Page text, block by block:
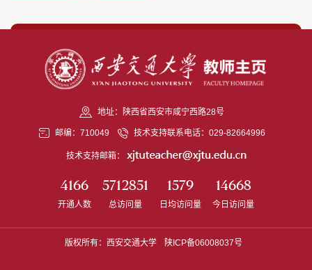
地址：陕西省西安市咸宁西路28号
邮编：710049 技术支持联系电话：029-82664996
技术支持邮箱：
4166
开通人数
5712851
总访问量
1579
日均访问量
14668
今日访问量
版权所有：西安交通大学 陕ICP备06008037号